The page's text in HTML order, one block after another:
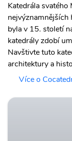
Katedrála
nejvýznamnějších
byla v 15. století
katedrály zdobí
Navštivte tuto
architektury a
Více o